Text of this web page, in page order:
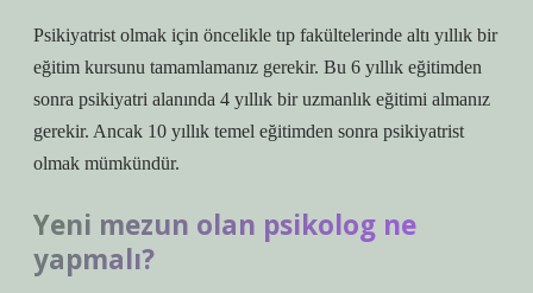
Psikiyatrist olmak için öncelikle tıp fakültelerinde altı yıllık bir
eğitim kursunu tamamlamanız gerekir. Bu 6 yıllık eğitimden
sonra psikiyatri alanında 4 yıllık bir uzmanlık eğitimi almanız
gerekir. Ancak 10 yıllık temel eğitimden sonra psikiyatrist
olmak mümkündür.
Yeni mezun olan psikolog ne
yapmalı?